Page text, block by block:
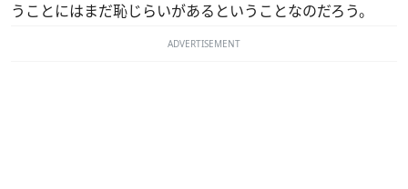
うことにはまだ恥じらいがあるということなのだろう。
ADVERTISEMENT